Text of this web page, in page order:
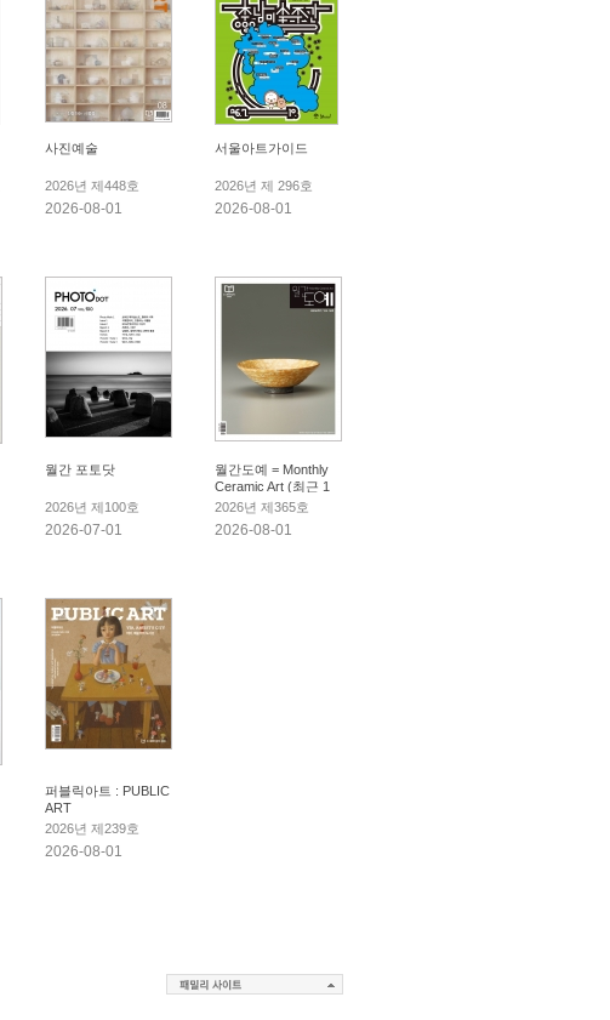
사진예술
2026년 제448호
2026-08-01
서울아트가이드
2026년 제 296호
2026-08-01
월간 포토닷
2026년 제100호
2026-07-01
월간도예 = Monthly
Ceramic Art (최근 1
년만 보관)
2026년 제365호
2026-08-01
퍼블릭아트 : PUBLIC
ART
2026년 제239호
2026-08-01